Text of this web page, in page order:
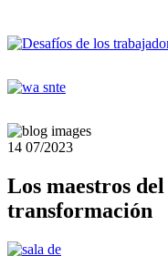
14 07/2023
Los maestros
transformación